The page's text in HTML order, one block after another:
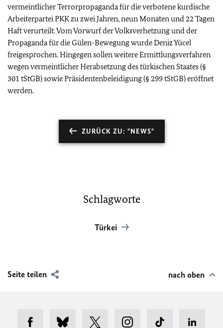
vermeintlicher Terrorpropaganda für die verbotene kurdische
Arbeiterpartei PKK zu zwei Jahren, neun Monaten und 22 Tagen
Haft verurteilt. Vom Vorwurf der Volksverhetzung und der
Propaganda für die Gülen-Bewegung wurde Deniz Yücel
freigesprochen. Hingegen sollen weitere Ermittlungsverfahren
wegen vermeintlicher Herabsetzung des türkischen Staates (§
301 tStGB) sowie Präsidentenbeleidigung (§ 299 tStGB) eröffnet
werden.
ZURÜCK ZU: "NEWS"
Schlagworte
Türkei
Seite teilen nach oben